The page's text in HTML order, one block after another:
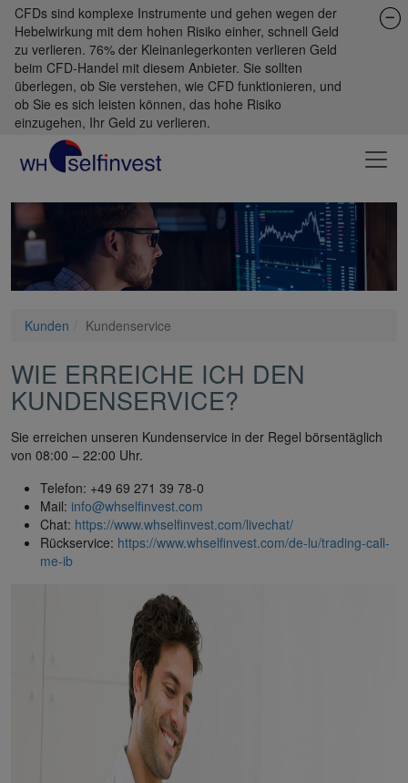
CFDs sind komplexe Instrumente und gehen wegen der
Hebelwirkung mit dem hohen Risiko einher, schnell Geld
zu verlieren. 76% der Kleinanlegerkonten verlieren Geld
beim CFD-Handel mit diesem Anbieter. Sie sollten
überlegen, ob Sie verstehen, wie CFD funktionieren, und
ob Sie es sich leisten können, das hohe Risiko
einzugehen, Ihr Geld zu verlieren.
Kunden Kundenservice
WIE ERREICHE ICH DEN
KUNDENSERVICE?
Sie erreichen unseren Kundenservice in der Regel börsentäglich
von 08:00 – 22:00 Uhr.
Telefon: +49 69 271 39 78-0
Mail: info@whselfinvest.com
Chat: https://www.whselfinvest.com/livechat/
Rückservice: https://www.whselfinvest.com/de-lu/trading-call-
me-ib